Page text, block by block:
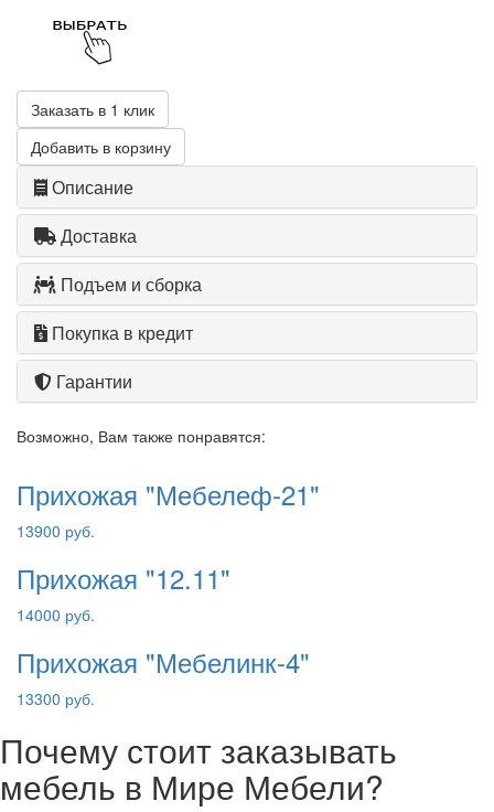
Заказать в 1 клик
Добавить в корзину
Описание
Доставка
Подъем и сборка
Покупка в кредит
Гарантии
Возможно, Вам также понравятся:
Прихожая "Мебелеф-21"
13900 руб.
Прихожая "12.11"
14000 руб.
Прихожая "Мебелинк-4"
13300 руб.
Почему стоит заказывать
мебель в Мире Мебели?